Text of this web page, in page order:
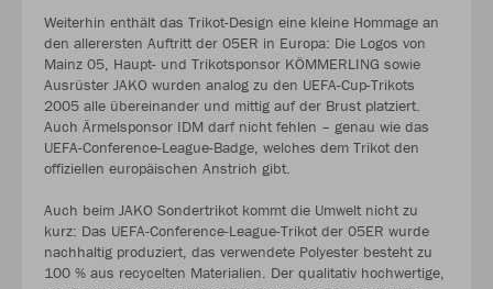
Weiterhin enthält das Trikot-Design eine kleine Hommage an
den allerersten Auftritt der 05ER in Europa: Die Logos von
Mainz 05, Haupt- und Trikotsponsor KÖMMERLING sowie
Ausrüster JAKO wurden analog zu den UEFA-Cup-Trikots
2005 alle übereinander und mittig auf der Brust platziert.
Auch Ärmelsponsor IDM darf nicht fehlen – genau wie das
UEFA-Conference-League-Badge, welches dem Trikot den
offiziellen europäischen Anstrich gibt.
Auch beim JAKO Sondertrikot kommt die Umwelt nicht zu
kurz: Das UEFA-Conference-League-Trikot der 05ER wurde
nachhaltig produziert, das verwendete Polyester besteht zu
100 % aus recycelten Materialien. Der qualitativ hochwertige,